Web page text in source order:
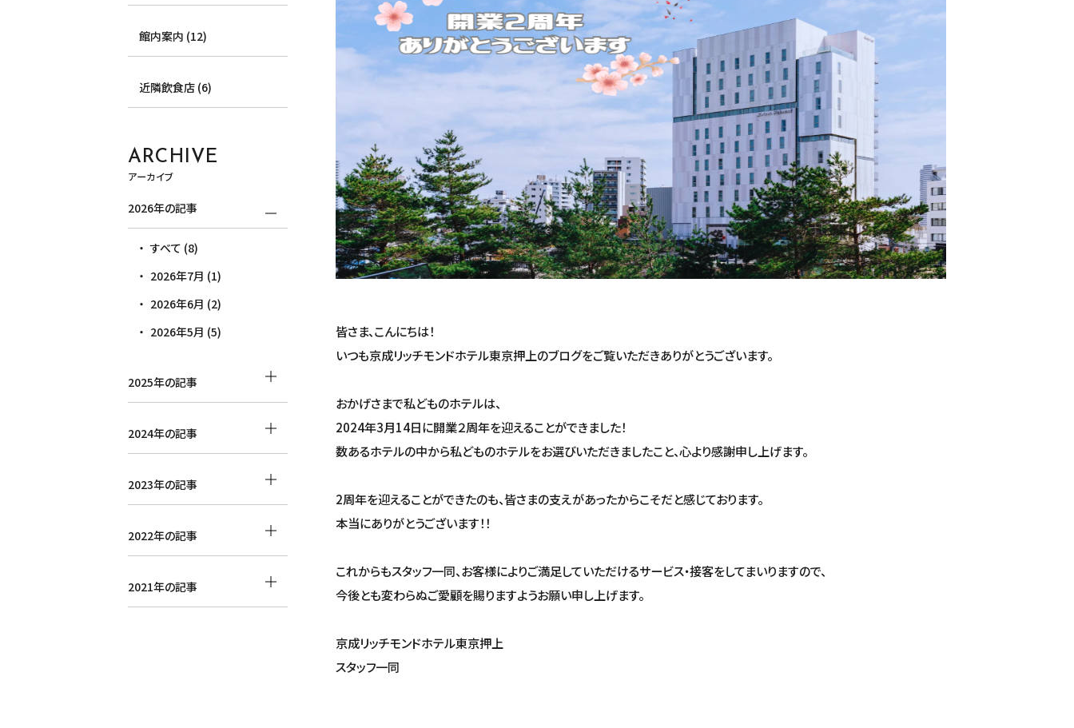
皆さま、こんにちは！
いつも京成リッチモンドホテル東京押上のブログをご覧いただきありがとうございます。
おかげさまで私どものホテルは、
2024年3月14日に開業２周年を迎えることができました！
数あるホテルの中から私どものホテルをお選びいただきましたこと、心より感謝申し上げます。
2周年を迎えることができたのも、皆さまの支えがあったからこそだと感じております。
本当にありがとうございます！！
これからもスタッフ一同、お客様によりご満足していただけるサービス・接客をしてまいりますので、
今後とも変わらぬご愛顧を賜りますようお願い申し上げます。
京成リッチモンドホテル東京押上
スタッフ一同
館内案内 (12)
近隣飲食店 (6)
ARCHIVE
アーカイブ
2026年の記事
すべて (8)
2026年7月 (1)
2026年6月 (2)
2026年5月 (5)
2025年の記事
2024年の記事
2023年の記事
2022年の記事
2021年の記事